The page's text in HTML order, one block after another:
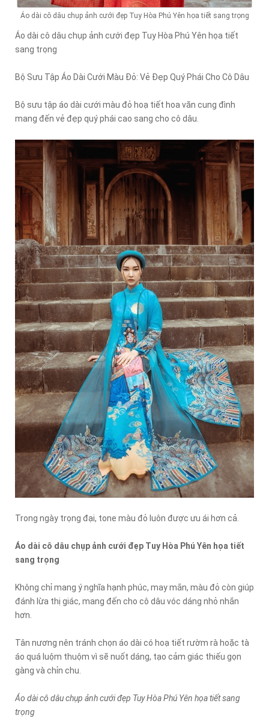
Áo dài cô dâu chụp ảnh cưới đẹp Tuy Hòa Phú Yên họa tiết sang trọng
Áo dài cô dâu chụp ảnh cưới đẹp Tuy Hòa Phú Yên họa tiết
sang trọng
Bộ Sưu Tập Áo Dài Cưới Màu Đỏ: Vẻ Đẹp Quý Phái Cho Cô Dâu
Bộ sưu tập áo dài cưới màu đỏ hoạ tiết hoa văn cung đình
mang đến vẻ đẹp quý phái cao sang cho cô dâu.
Trong ngày trọng đại, tone màu đỏ luôn được ưu ái hơn cả.
Áo dài cô dâu chụp ảnh cưới đẹp Tuy Hòa Phú Yên họa tiết
sang trọng
Không chỉ mang ý nghĩa hạnh phúc, may mắn, màu đỏ còn giúp
đánh lừa thị giác, mang đến cho cô dâu vóc dáng nhỏ nhắn
hơn.
Tân nương nên tránh chọn áo dài có hoạ tiết rườm rà hoặc tà
áo quá luộm thuộm vì sẽ nuốt dáng, tạo cảm giác thiếu gọn
gàng và chỉn chu.
Áo dài cô dâu chụp ảnh cưới đẹp Tuy Hòa Phú Yên họa tiết sang
trọng